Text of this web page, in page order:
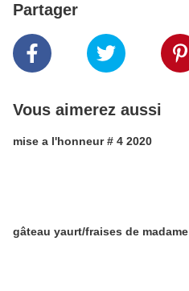
Partager
Vous aimerez aussi
mise a l'honneur # 4 2020
gâteau yaurt/fraises de madame